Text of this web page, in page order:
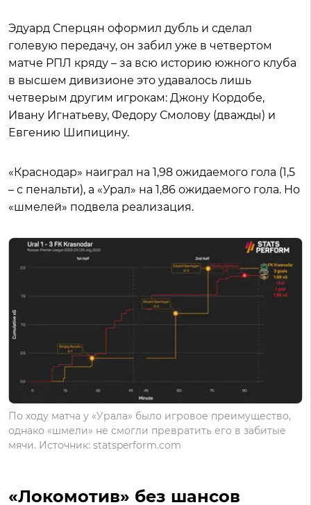
Эдуард Сперцян оформил дубль и сделал
голевую передачу, он забил уже в четвертом
матче РПЛ кряду – за всю историю южного клуба
в высшем дивизионе это удавалось лишь
четверым другим игрокам: Джону Кордобе,
Ивану Игнатьеву, Федору Смолову (дважды) и
Евгению Шипицину.
«Краснодар» наиграл на 1,98 ожидаемого гола (1,5
– с пенальти), а «Урал» на 1,86 ожидаемого гола. Но
«шмелей» подвела реализация.
По ходу матча у «Урала» было игровое преимущество,
однако «шмели» не смогли превратить его в забитые
мячи. Источник: statsperform.com
«Локомотив» без шансов